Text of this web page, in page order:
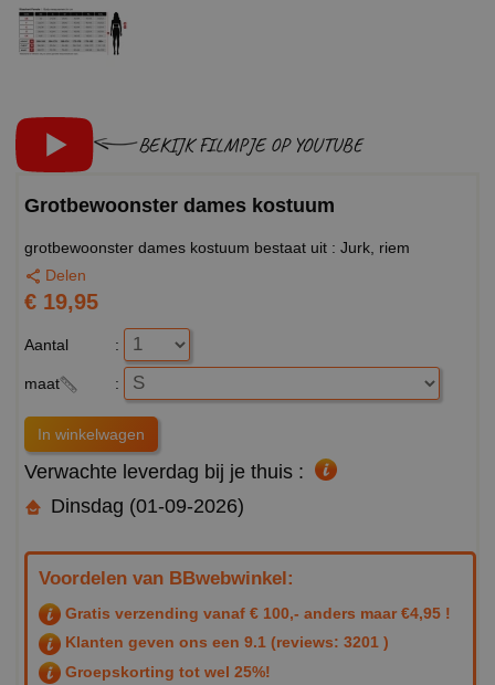
BEKIJK FILMPJE OP YOUTUBE
Grotbewoonster dames kostuum
grotbewoonster dames kostuum bestaat uit : Jurk, riem
Delen
€ 19,95
Aantal :
maat :
Verwachte leverdag bij je thuis :
Dinsdag (01-09-2026)
Voordelen van BBwebwinkel:
Gratis verzending vanaf € 100,- anders maar €4,95 !
Klanten geven ons een 9.1 (reviews: 3201 )
Groepskorting tot wel 25%!